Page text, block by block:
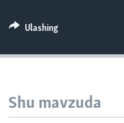
Ulashing
Shu mavzuda